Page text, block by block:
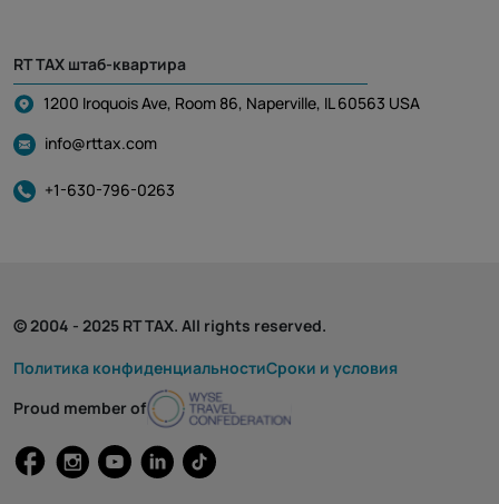
RT TAX штаб-квартира
1200 Iroquois Ave, Room 86, Naperville, IL 60563 USA
info@rttax.com
+1-630-796-0263
© 2004 - 2025 RT TAX. All rights reserved.
Политика конфиденциальностиCроки и условия
Proud member of